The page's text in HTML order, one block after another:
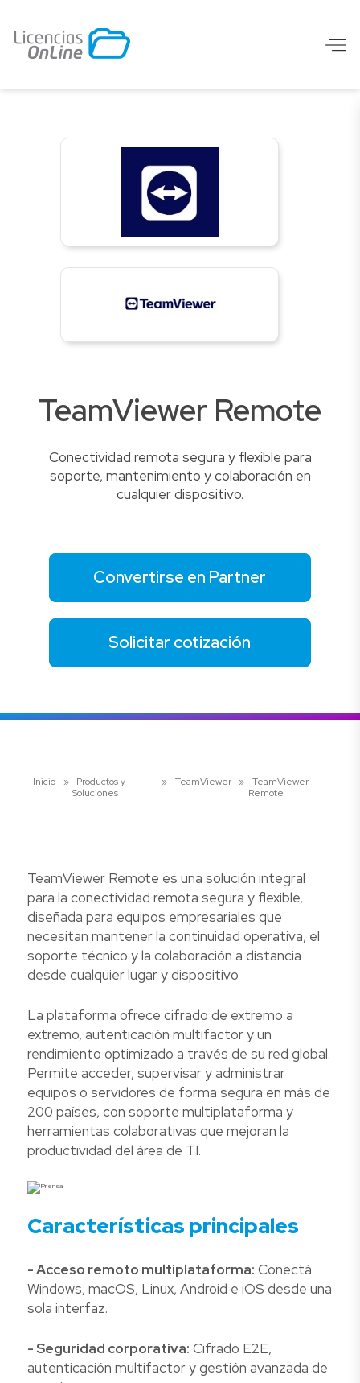
TeamViewer Remote
Conectividad remota segura y flexible para
soporte, mantenimiento y colaboración en
cualquier dispositivo.
Convertirse en Partner
Solicitar cotización
Inicio »
Productos y
Soluciones
» TeamViewer »
TeamViewer
Remote
TeamViewer Remote es una solución integral
para la conectividad remota segura y flexible,
diseñada para equipos empresariales que
necesitan mantener la continuidad operativa, el
soporte técnico y la colaboración a distancia
desde cualquier lugar y dispositivo.
La plataforma ofrece cifrado de extremo a
extremo, autenticación multifactor y un
rendimiento optimizado a través de su red global.
Permite acceder, supervisar y administrar
equipos o servidores de forma segura en más de
200 países, con soporte multiplataforma y
herramientas colaborativas que mejoran la
productividad del área de TI.
Características principales
- Acceso remoto multiplataforma: Conectá
Windows, macOS, Linux, Android e iOS desde una
sola interfaz.
- Seguridad corporativa: Cifrado E2E,
autenticación multifactor y gestión avanzada de